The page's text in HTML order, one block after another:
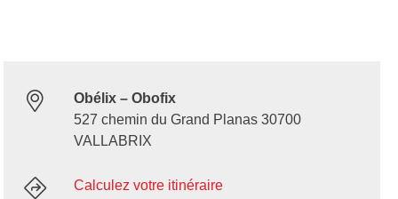
Obélix – Obofix
527 chemin du Grand Planas 30700
VALLABRIX
Calculez votre itinéraire